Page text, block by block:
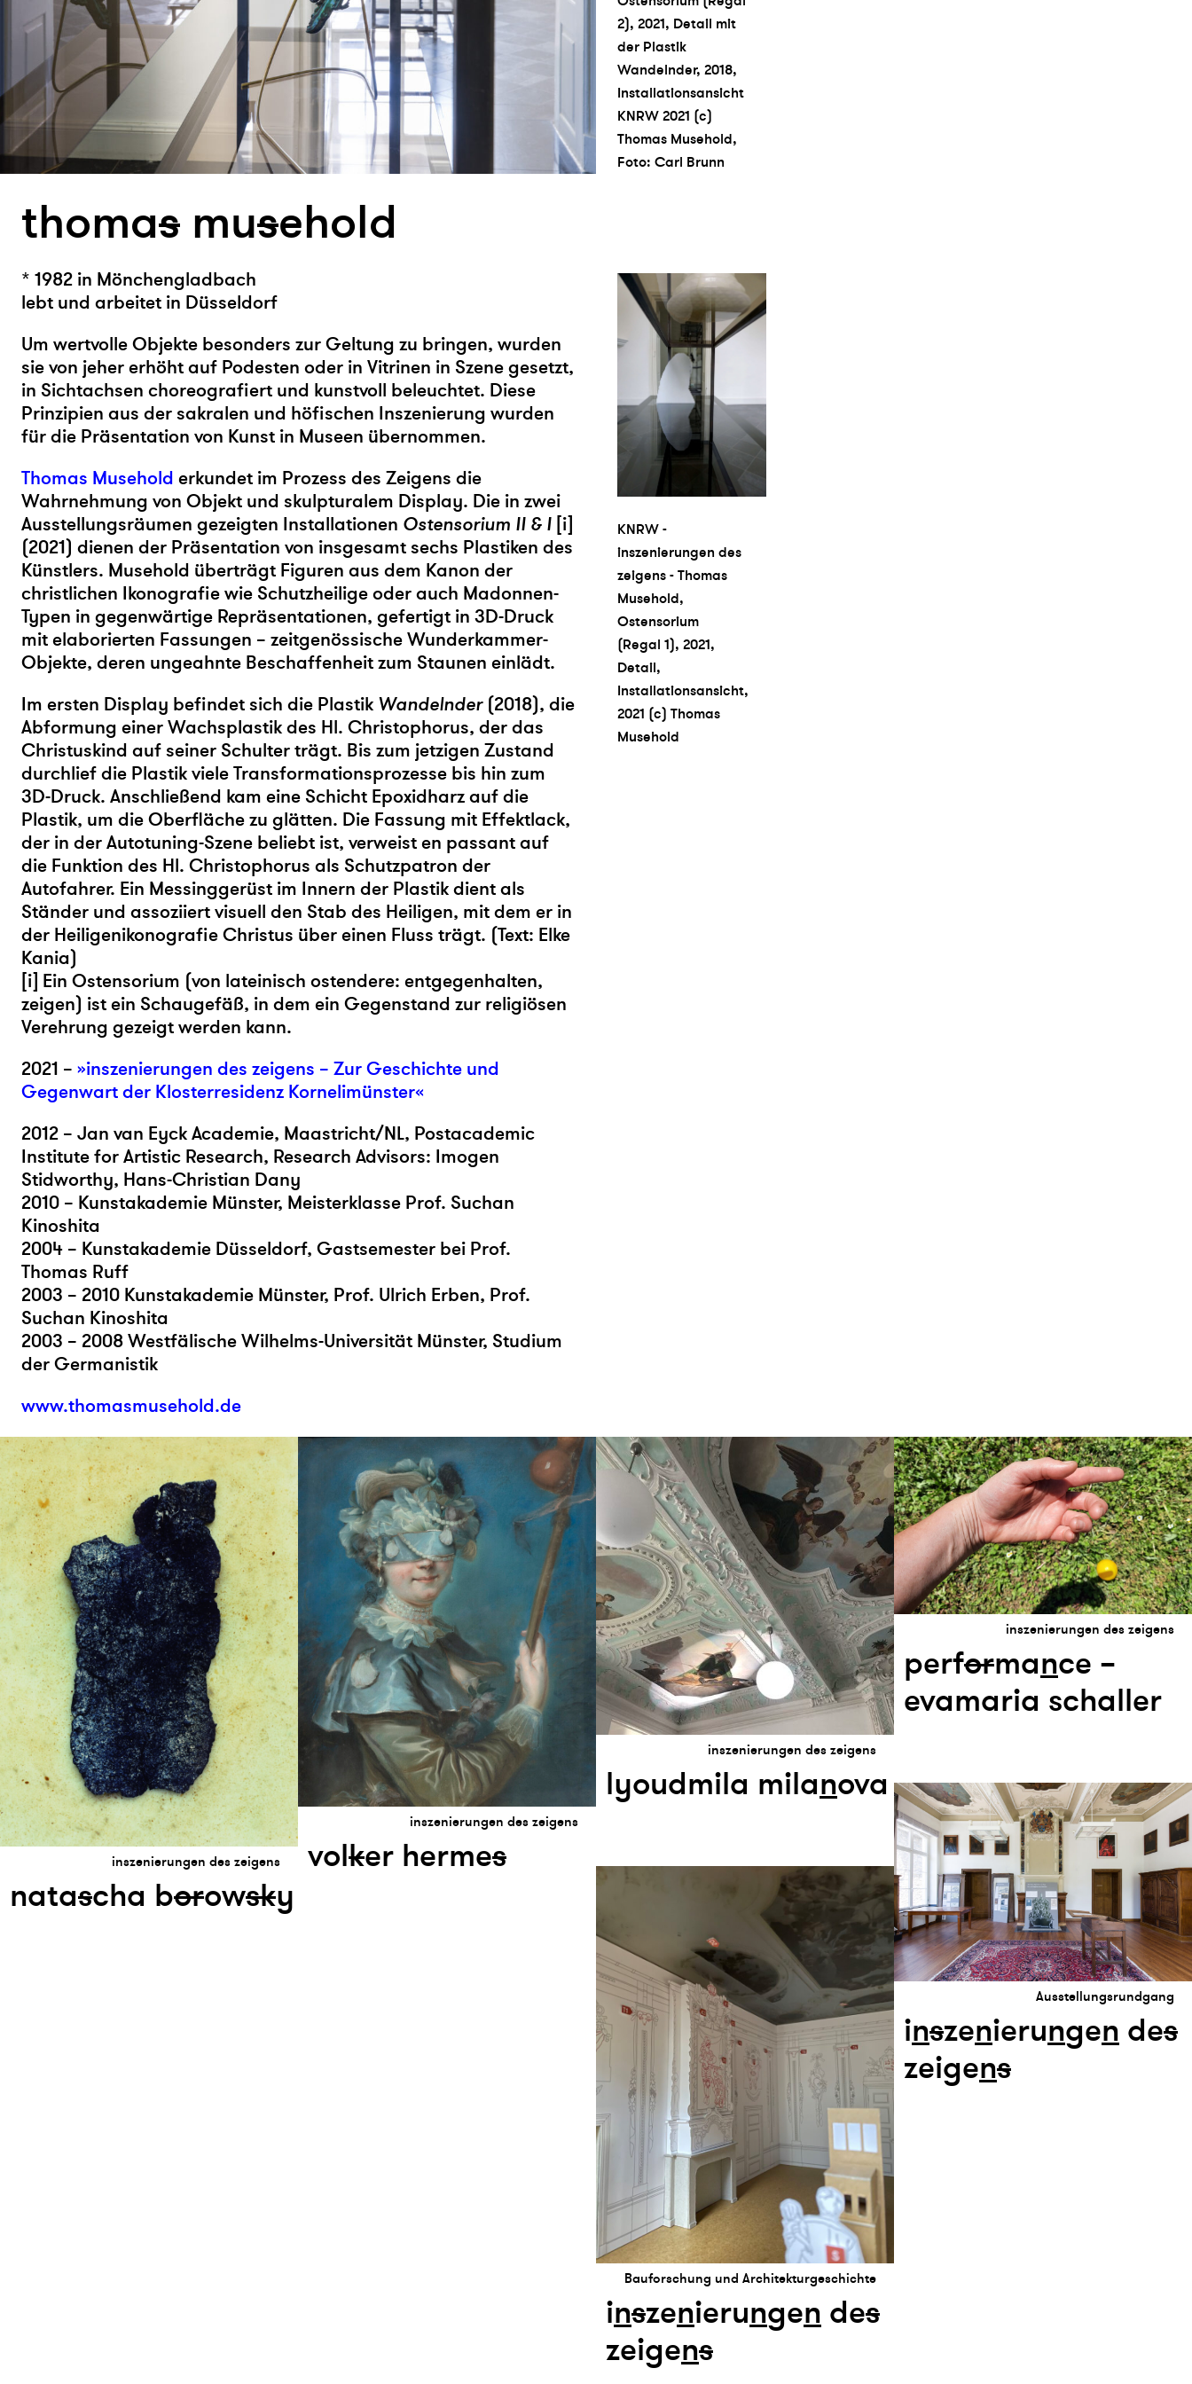
2), 2021, Detail mit
der Plastik
Wandelnder, 2018,
Installationsansicht
KNRW 2021 (c)
Thomas Musehold,
Foto: Carl Brunn
thomas musehold
KNRW -
inszenierungen des
zeigens - Thomas
Musehold,
Ostensorium
(Regal 1), 2021,
Detail,
Installationsansicht,
2021 (c) Thomas
Musehold
* 1982 in Mönchengladbach
lebt und arbeitet in Düsseldorf
Um wertvolle Objekte besonders zur Geltung zu bringen, wurden
sie von jeher erhöht auf Podesten oder in Vitrinen in Szene gesetzt,
in Sichtachsen choreografiert und kunstvoll beleuchtet. Diese
Prinzipien aus der sakralen und höfischen Inszenierung wurden
für die Präsentation von Kunst in Museen übernommen.
Thomas Musehold erkundet im Prozess des Zeigens die
Wahrnehmung von Objekt und skulpturalem Display. Die in zwei
Ausstellungsräumen gezeigten Installationen Ostensorium II & I [i]
(2021) dienen der Präsentation von insgesamt sechs Plastiken des
Künstlers. Musehold überträgt Figuren aus dem Kanon der
christlichen Ikonografie wie Schutzheilige oder auch Madonnen-
Typen in gegenwärtige Repräsentationen, gefertigt in 3D-Druck
mit elaborierten Fassungen – zeitgenössische Wunderkammer-
Objekte, deren ungeahnte Beschaffenheit zum Staunen einlädt.
Im ersten Display befindet sich die Plastik Wandelnder(2018), die
Abformung einer Wachsplastik des Hl. Christophorus, der das
Christuskind auf seiner Schulter trägt. Bis zum jetzigen Zustand
durchlief die Plastik viele Transformationsprozesse bis hin zum
3D-Druck. Anschließend kam eine Schicht Epoxidharz auf die
Plastik, um die Oberfläche zu glätten. Die Fassung mit Effektlack,
der in der Autotuning-Szene beliebt ist, verweist en passant auf
die Funktion des Hl. Christophorus als Schutzpatron der
Autofahrer. Ein Messinggerüst im Innern der Plastik dient als
Ständer und assoziiert visuell den Stab des Heiligen, mit dem er in
der Heiligenikonografie Christus über einen Fluss trägt. (Text: Elke
Kania)
[i] Ein Ostensorium (von lateinisch ostendere: entgegenhalten,
zeigen) ist ein Schaugefäß, in dem ein Gegenstand zur religiösen
Verehrung gezeigt werden kann.
2021 – »inszenierungen des zeigens – Zur Geschichte und
Gegenwart der Klosterresidenz Kornelimünster«
2012 – Jan van Eyck Academie, Maastricht/NL, Postacademic
Institute for Artistic Research, Research Advisors: Imogen
Stidworthy, Hans-Christian Dany
2010 – Kunstakademie Münster, Meisterklasse Prof. Suchan
Kinoshita
2004 – Kunstakademie Düsseldorf, Gastsemester bei Prof.
Thomas Ruff
2003 – 2010 Kunstakademie Münster, Prof. Ulrich Erben, Prof.
Suchan Kinoshita
2003 – 2008 Westfälische Wilhelms-Universität Münster, Studium
der Germanistik
www.thomasmusehold.de
inszenierungen des zeigens
natascha borowsky
inszenierungen des zeigens
volker hermes
inszenierungen des zeigens
lyoudmila milanova
inszenierungen des zeigens
performance –
evamaria schaller
Ausstellungsrundgang
inszenierungen des
zeigens
Bauforschung und Architekturgeschichte
inszenierungen des
zeigens